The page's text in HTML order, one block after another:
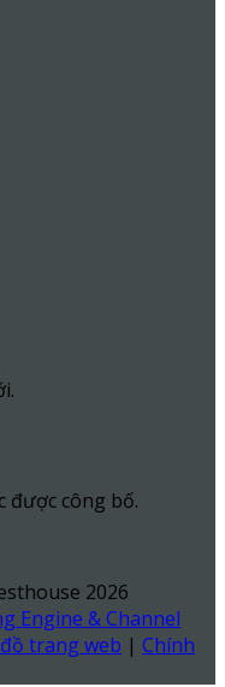
được công bố.
2026
Engine & Channel
trang web | Chính